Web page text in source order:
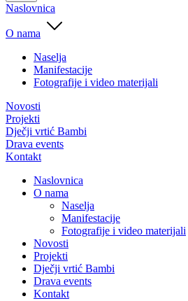
Naslovnica
O nama
Naselja
Manifestacije
Fotografije i video materijali
Novosti
Projekti
Dječji vrtić Bambi
Drava events
Kontakt
Naslovnica
O nama
Naselja
Manifestacije
Fotografije i video materijali
Novosti
Projekti
Dječji vrtić Bambi
Drava events
Kontakt